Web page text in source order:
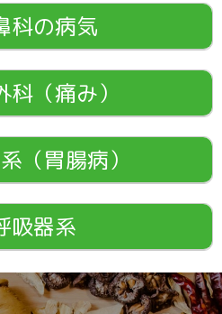
科の病気
科（痛み）
（胃腸病）
吸器系